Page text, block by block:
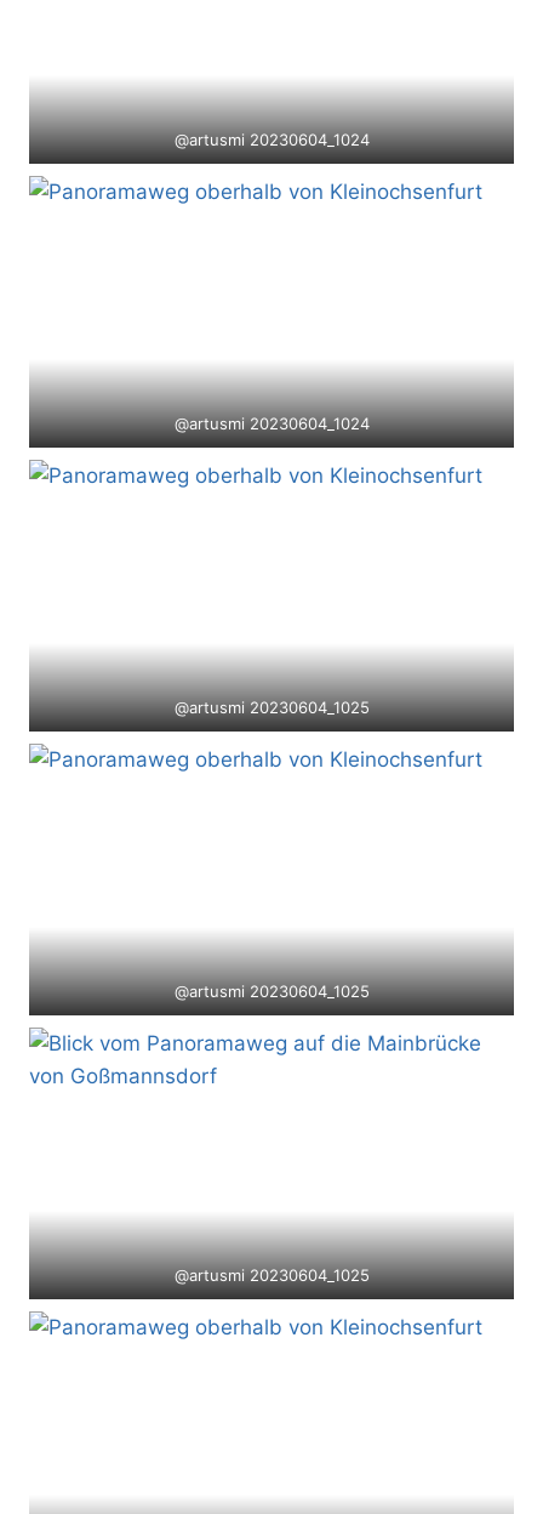
@artusmi 20230604_1024
@artusmi 20230604_1024
@artusmi 20230604_1025
@artusmi 20230604_1025
@artusmi 20230604_1025